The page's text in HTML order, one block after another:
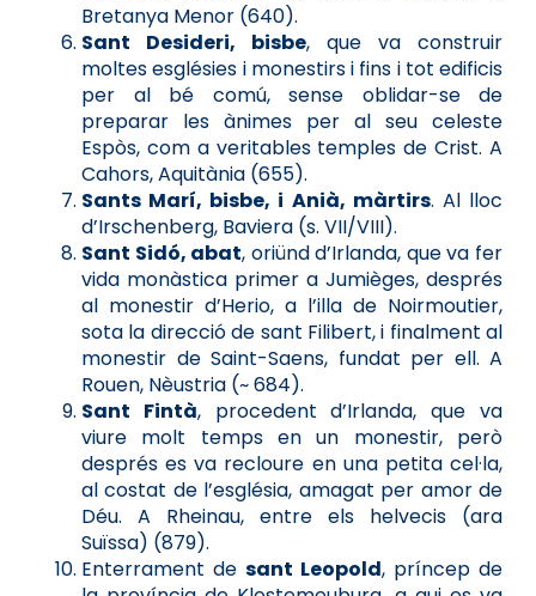
Bretanya Menor (640).
Sant Desideri, bisbe, que va construir
moltes esglésies i monestirs i fins i tot edificis
per al bé comú, sense oblidar-se de
preparar les ànimes per al seu celeste
Espòs, com a veritables temples de Crist. A
Cahors, Aquitània (655).
Sants Marí, bisbe, i Anià, màrtirs. Al lloc
d’Irschenberg, Baviera (s. VII/VIII).
Sant Sidó, abat, oriünd d’Irlanda, que va fer
vida monàstica primer a Jumièges, després
al monestir d’Herio, a l’illa de Noirmoutier,
sota la direcció de sant Filibert, i finalment al
monestir de Saint-Saens, fundat per ell. A
Rouen, Nèustria (~ 684).
Sant Fintà, procedent d’Irlanda, que va
viure molt temps en un monestir, però
després es va recloure en una petita cel·la,
al costat de l’església, amagat per amor de
Déu. A Rheinau, entre els helvecis (ara
Suïssa) (879).
Enterrament de sant Leopold, príncep de